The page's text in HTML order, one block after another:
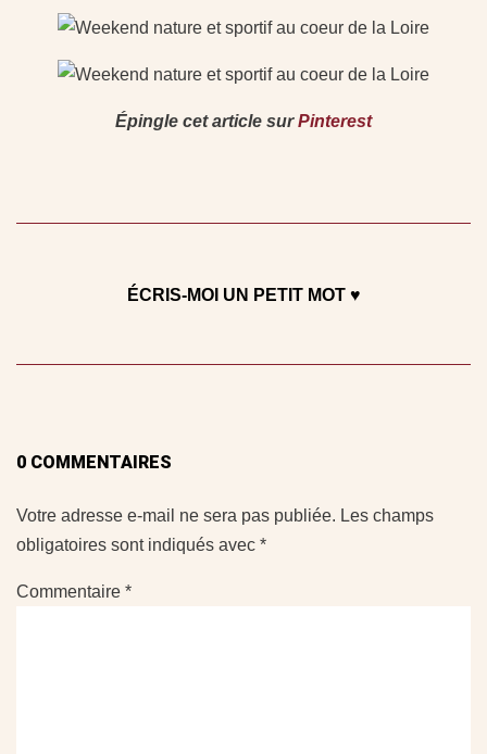
Épingle cet article surPinterest
ÉCRIS-MOI UN PETIT MOT ♥
0 COMMENTAIRES
Votre adresse e-mail ne sera pas publiée. Les champs
obligatoires sont indiqués avec *
Commentaire *